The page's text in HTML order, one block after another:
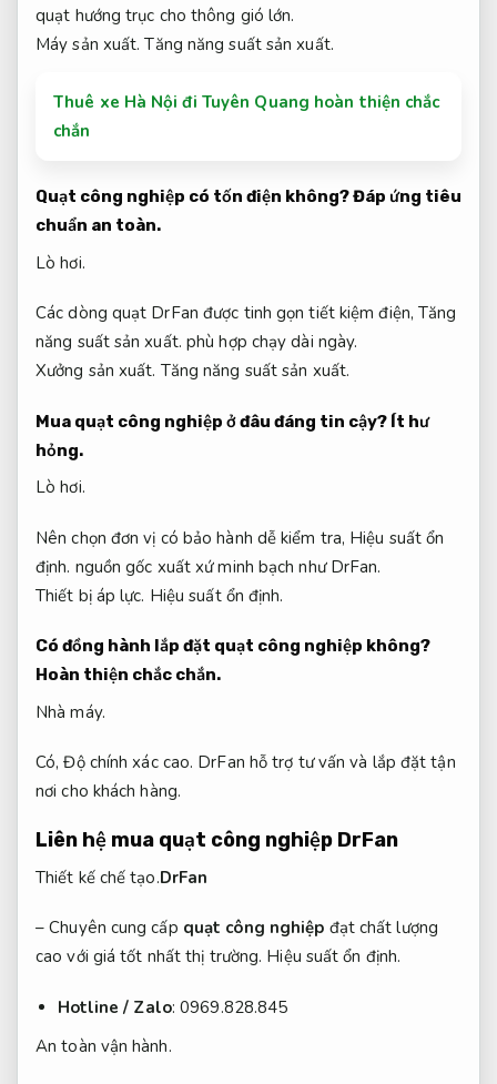
quạt hướng trục cho thông gió lớn.
Máy sản xuất. Tăng năng suất sản xuất.
Thuê xe Hà Nội đi Tuyên Quang hoàn thiện chắc
chắn
Quạt công nghiệp có tốn điện không?Đáp ứng tiêu
chuẩn an toàn.
Lò hơi.
Các dòng quạt DrFan được tinh gọn tiết kiệm điện, Tăng
năng suất sản xuất. phù hợp chạy dài ngày.
Xưởng sản xuất. Tăng năng suất sản xuất.
Mua quạt công nghiệp ở đâu đáng tin cậy? Ít hư
hỏng.
Lò hơi.
Nên chọn đơn vị có bảo hành dễ kiểm tra, Hiệu suất ổn
định. nguồn gốc xuất xứ minh bạch như DrFan.
Thiết bị áp lực. Hiệu suất ổn định.
Có đồng hành lắp đặt quạt công nghiệp không?
Hoàn thiện chắc chắn.
Nhà máy.
Có,Độ chính xác cao. DrFan hỗ trợ tư vấn và lắp đặt tận
nơi cho khách hàng.
Liên hệ mua quạt công nghiệp DrFan
Thiết kế chế tạo.DrFan
– Chuyên cung cấp quạt công nghiệp đạt chất lượng
cao với giá tốt nhất thị trường. Hiệu suất ổn định.
Hotline / Zalo: 0969.828.845
An toàn vận hành.